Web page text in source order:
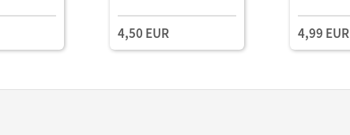
4,50 EUR 4,99 EUR